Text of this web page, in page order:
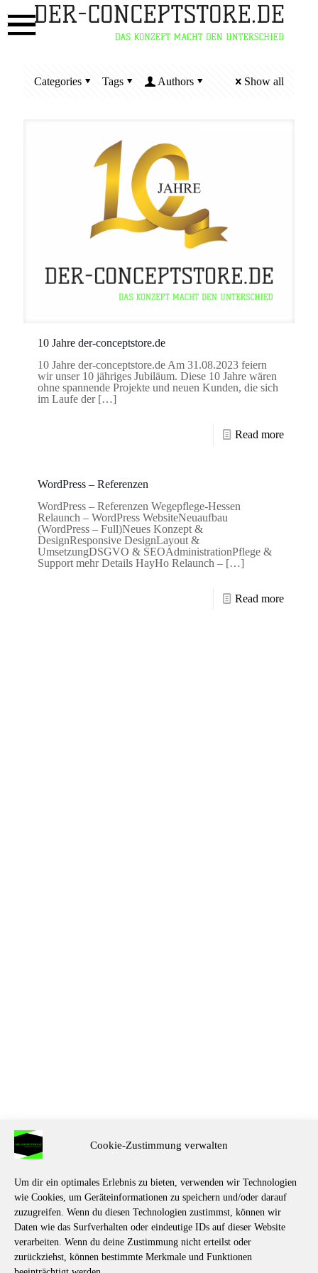
Cookie-Zustimmung verwalten
Um dir ein optimales Erlebnis zu bieten, verwenden wir Technologien
wie Cookies, um Geräteinformationen zu speichern und/oder darauf
zuzugreifen. Wenn du diesen Technologien zustimmst, können wir
Daten wie das Surfverhalten oder eindeutige IDs auf dieser Website
verarbeiten. Wenn du deine Zustimmung nicht erteilst oder
zurückziehst, können bestimmte Merkmale und Funktionen
Categories Tags Authors Show all
10 Jahre der-conceptstore.de
10 Jahre der-conceptstore.de Am 31.08.2023 feiern
wir unser 10 jähriges Jubiläum. Diese 10 Jahre wären
ohne spannende Projekte und neuen Kunden, die sich
im Laufe der[…]
Read more
WordPress – Referenzen
WordPress – Referenzen Wegepflege-Hessen
Relaunch – WordPress WebsiteNeuaufbau
(WordPress – Full)Neues Konzept &
DesignResponsive DesignLayout &
UmsetzungDSGVO & SEOAdministrationPflege &
Support mehr Details HayHo Relaunch – […]
Read more